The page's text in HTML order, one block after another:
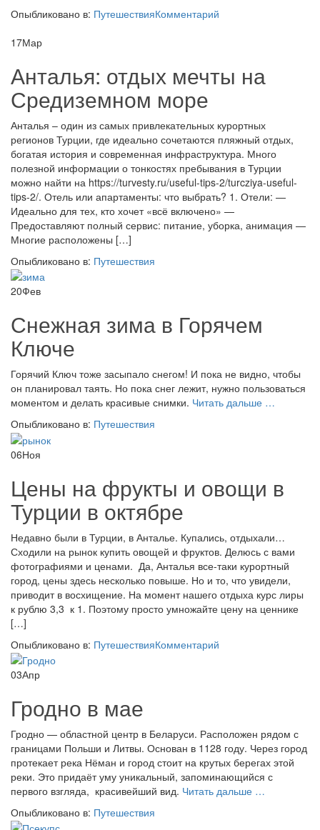
Опыбликовано в: ПутешествияКомментарий
17Мар
Анталья: отдых мечты на
Средиземном море
Анталья – один из самых привлекательных курортных
регионов Турции, где идеально сочетаются пляжный отдых,
богатая история и современная инфраструктура. Много
полезной информации о тонкостях пребывания в Турции
можно найти на https://turvesty.ru/useful-tips-2/turcziya-useful-
tips-2/. Отель или апартаменты: что выбрать? 1. Отели: —
Идеально для тех, кто хочет «всё включено» —
Предоставляют полный сервис: питание, уборка, анимация —
Многие расположены […]
Опыбликовано в: Путешествия
20Фев
Снежная зима в Горячем
Ключе
Горячий Ключ тоже засыпало снегом! И пока не видно, чтобы
он планировал таять. Но пока снег лежит, нужно пользоваться
моментом и делать красивые снимки. Читать дальше …
Опыбликовано в: Путешествия
06Ноя
Цены на фрукты и овощи в
Турции в октябре
Недавно были в Турции, в Анталье. Купались, отдыхали…
Сходили на рынок купить овощей и фруктов. Делюсь с вами
фотографиями и ценами. Да, Анталья все-таки курортный
город, цены здесь несколько повыше. Но и то, что увидели,
приводит в восхищение. На момент нашего отдыха курс лиры
к рублю 3,3 к 1. Поэтому просто умножайте цену на ценнике
[…]
Опыбликовано в: ПутешествияКомментарий
03Апр
Гродно в мае
Гродно — областной центр в Беларуси. Расположен рядом с
границами Польши и Литвы. Основан в 1128 году. Через город
протекает река Нёман и город стоит на крутых берегах этой
реки. Это придаёт уму уникальный, запоминающийся с
первого взгляда, красивейший вид. Читать дальше …
Опыбликовано в: Путешествия